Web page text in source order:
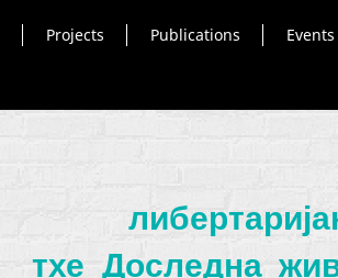
Projects Publications Events
тхе Доследна